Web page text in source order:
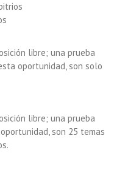
libre; una prueba
oportunidad, son solo
libre; una prueba
son 25 temas